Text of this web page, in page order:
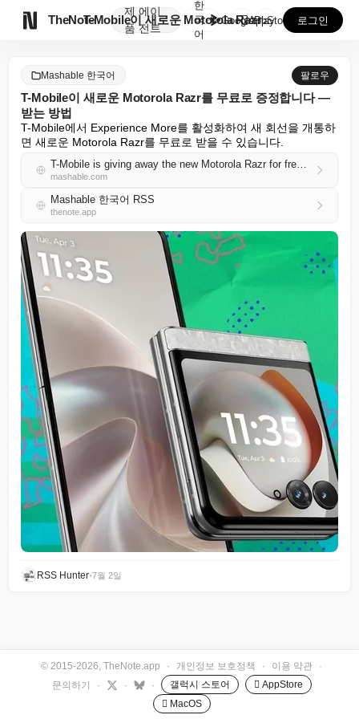
TheNote
제
품
에이
전트
T-Mobile이 새로운 Motorola Razr를 무...
한
국
어
GooglePlay
AppStore 로그인
Mashable 한국어 팔로우
T-Mobile이 새로운 Motorola Razr를 무료로 증정합니다 —
받는 방법
T-Mobile에서 Experience More를 활성화하여 새 회선을 개통하
면 새로운 Motorola Razr를 무료로 받을 수 있습니다.
T-Mobile is giving away the new Motorola Razr for free — how to claim
mashable.com
Mashable 한국어 RSS
thenote.app
RSS Hunter•7월 2일
© 2015-2026, TheNote.app · 개인정보 보호정책 · 이용 약관
·
문의하기
· · · 갤럭시 스토어
 AppStore
 MacOS